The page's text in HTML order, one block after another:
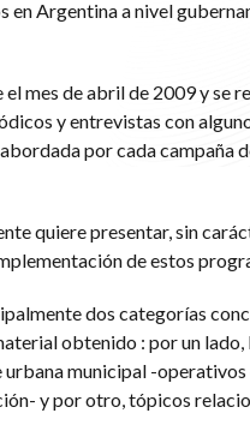
Argentina a nivel
mes de abril de 2009 y se
y entrevistas con
por cada campaña
quiere presentar, sin
de estos
dos categorías
obtenido : por un lado,
municipal -
y por otro, tópicos